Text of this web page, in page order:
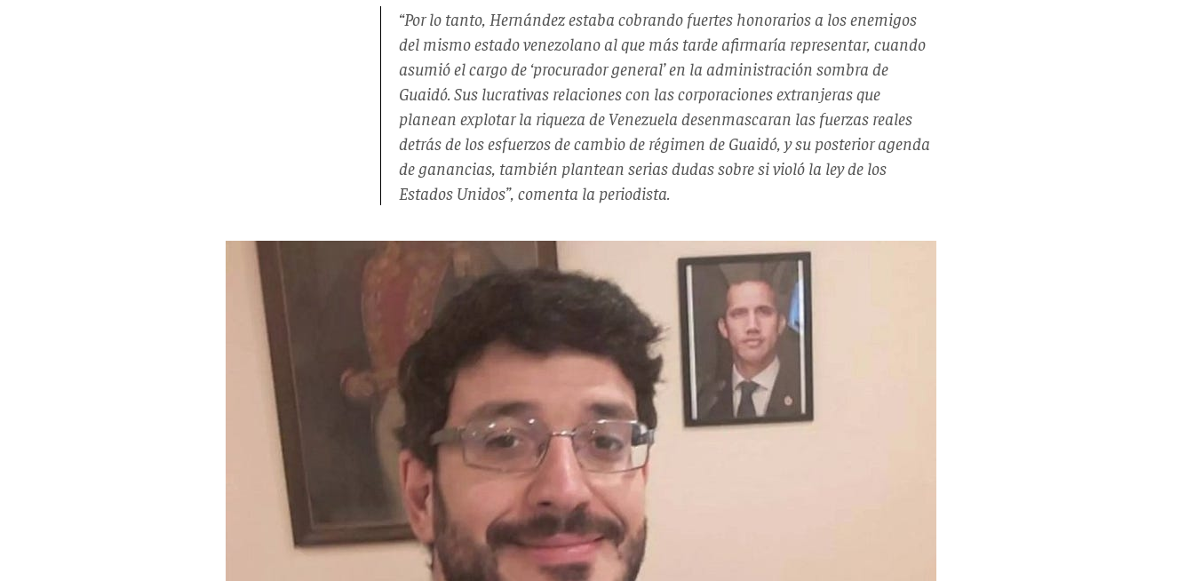
“Por lo tanto, Hernández estaba cobrando fuertes honorarios a los enemigos
del mismo estado venezolano al que más tarde afirmaría representar, cuando
asumió el cargo de ‘procurador general’ en la administración sombra de
Guaidó. Sus lucrativas relaciones con las corporaciones extranjeras que
planean explotar la riqueza de Venezuela desenmascaran las fuerzas reales
detrás de los esfuerzos de cambio de régimen de Guaidó, y su posterior agenda
de ganancias, también plantean serias dudas sobre si violó la ley de los
Estados Unidos”, comenta la periodista.